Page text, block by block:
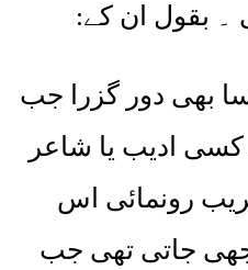
۔ بقول ان کے:
بھی دور گزرا جب
کسی ادیب یا شاعر
رونمائی اس
جاتی تھی جب